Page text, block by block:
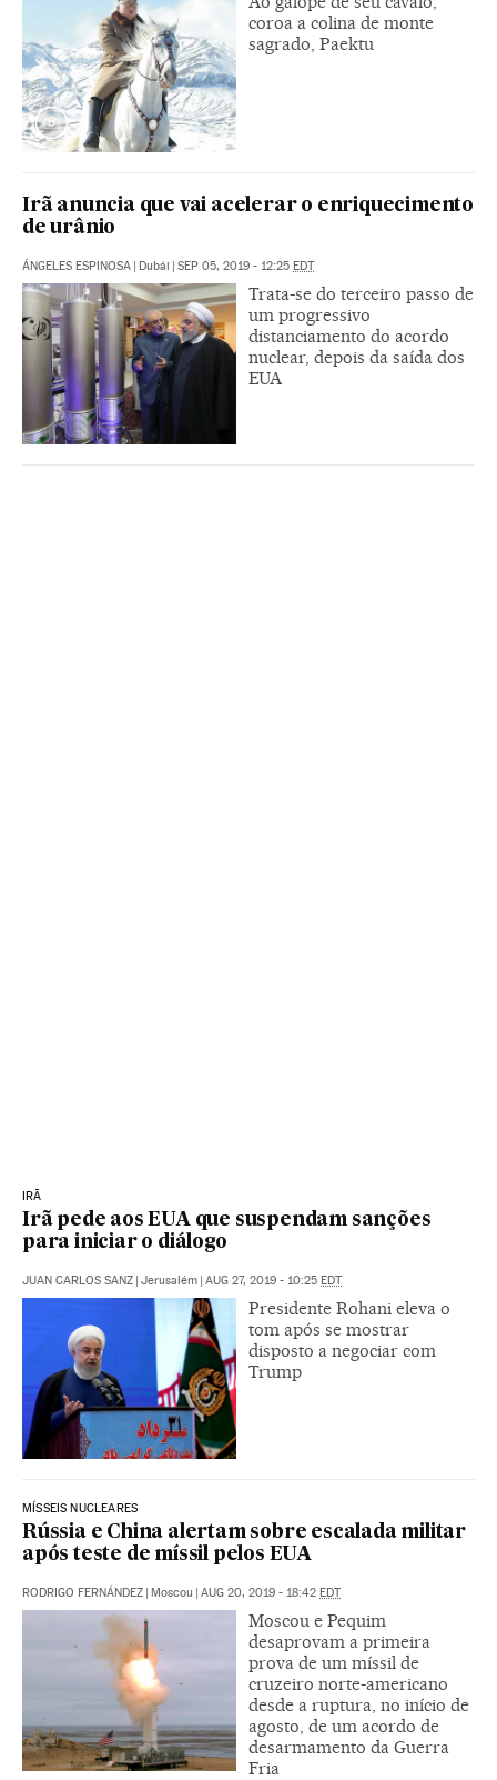
coroa a colina de monte
sagrado, Paektu
Irã anuncia que vai acelerar o enriquecimento
de urânio
ÁNGELES ESPINOSA | Dubái | SEP 05, 2019 - 12:25 EDT
Trata-se do terceiro passo de
um progressivo
distanciamento do acordo
nuclear, depois da saída dos
EUA
IRÃ
Irã pede aos EUA que suspendam sanções
para iniciar o diálogo
JUAN CARLOS SANZ | Jerusalém | AUG 27, 2019 - 10:25 EDT
Presidente Rohani eleva o
tom após se mostrar
disposto a negociar com
Trump
MÍSSEIS NUCLEARES
Rússia e China alertam sobre escalada militar
após teste de míssil pelos EUA
RODRIGO FERNÁNDEZ | Moscou | AUG 20, 2019 - 18:42 EDT
Moscou e Pequim
desaprovam a primeira
prova de um míssil de
cruzeiro norte-americano
desde a ruptura, no início de
agosto, de um acordo de
desarmamento da Guerra
Fria